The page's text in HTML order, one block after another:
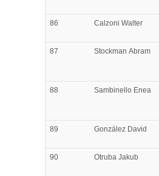
86 Calzoni Walter
87 Stockman Abram
88 Sambinello Enea
89 González David
90 Otruba Jakub